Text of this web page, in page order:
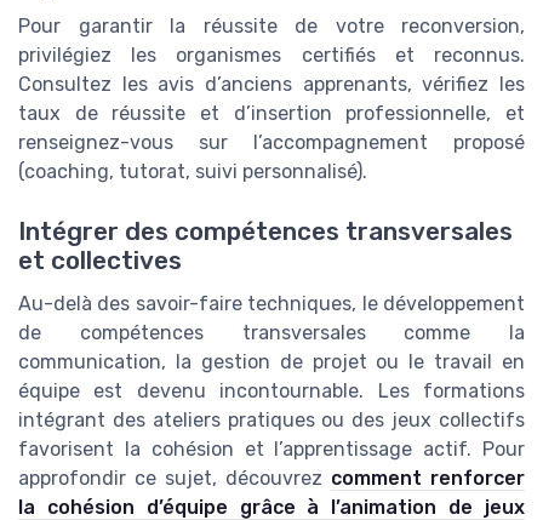
Pour garantir la réussite de votre reconversion,
privilégiez les organismes certifiés et reconnus.
Consultez les avis d’anciens apprenants, vérifiez les
taux de réussite et d’insertion professionnelle, et
renseignez-vous sur l’accompagnement proposé
(coaching, tutorat, suivi personnalisé).
Intégrer des compétences transversales
et collectives
Au-delà des savoir-faire techniques, le développement
de compétences transversales comme la
communication, la gestion de projet ou le travail en
équipe est devenu incontournable. Les formations
intégrant des ateliers pratiques ou des jeux collectifs
favorisent la cohésion et l’apprentissage actif. Pour
approfondir ce sujet, découvrez comment renforcer
la cohésion d’équipe grâce à l’animation de jeux